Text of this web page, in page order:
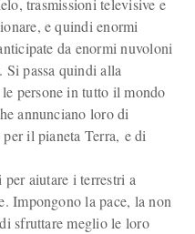
trasmissioni televisive e
e quindi enormi
da enormi nuvoloni
. Si passa quindi alla
persone in tutto il mondo
annunciano loro di
il pianeta Terra, e di
aiutare i terrestri a
Impongono la pace, la non
sfruttare meglio le loro